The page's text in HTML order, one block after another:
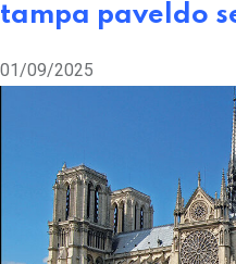
tampa paveldo
01/09/2025